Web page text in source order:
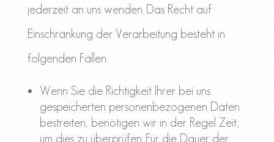
jederzeit an uns wenden. Das Recht auf
Einschränkung der Verarbeitung besteht in
folgenden Fällen:
Wenn Sie die Richtigkeit Ihrer bei uns
gespeicherten personenbezogenen Daten
bestreiten, benötigen wir in der Regel Zeit,
um dies zu überprüfen. Für die Dauer der